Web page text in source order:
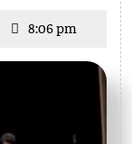
—
8:06 pm